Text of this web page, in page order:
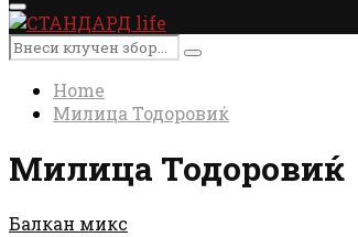
Primary
Menu
Search
for:
Search
Home
Милица Тодоровиќ
Милица Тодоровиќ
Балкан микс